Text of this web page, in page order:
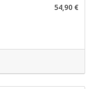
54,90 €